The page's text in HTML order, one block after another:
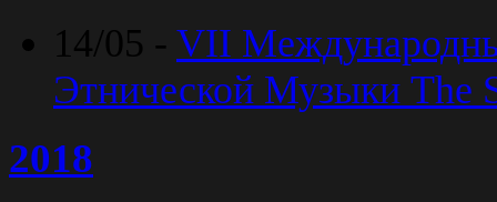
14/05 - VII
Этнической Музыки The
2018